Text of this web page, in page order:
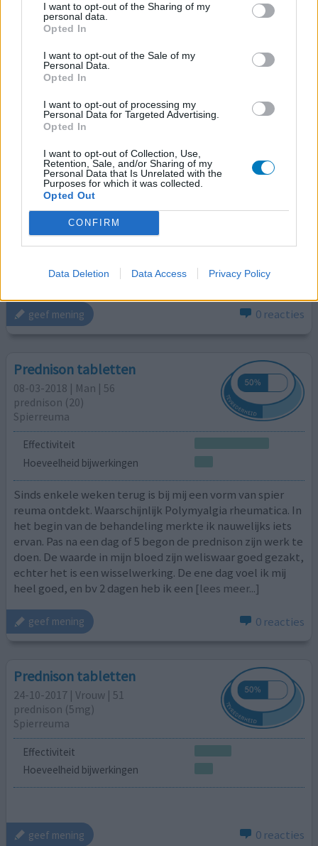
I want to opt-out of the Sharing of my
personal data.
Opted In
I want to opt-out of the Sale of my
Personal Data.
Opted In
I want to opt-out of processing my
Personal Data for Targeted Advertising.
Opted In
I want to opt-out of Collection, Use,
Retention, Sale, and/or Sharing of my
Personal Data that Is Unrelated with the
Purposes for which it was collected.
Opted Out
CONFIRM
Data Deletion Data Access Privacy Policy
geef mening 0 reacties
Prednison tabletten
12-03-2018 | Vrouw | 74
Spierreuma
Hoeveelheid bijwerkingen
Plotselinge aanval van heftige pijn in de schouders. Kon
me niet meer bewegen en liep te kermen in huis. Had al
langere tijd pijnklachten in schoudergordel en nek maar
werd op verkeerde been gezet door discushernia in de
nek. Heb voor deze aandoening al eerder 5 prednison
iinjecties gehad. Na 4 maanden nu dit erbij dus in zelfde
omgeving. Was de dag voor de aanval al bij d[lees meer...]
geef mening 0 reacties
Prednison tabletten
08-03-2018 | Man | 56
prednison (20)
Spierreuma
Effectiviteit
Hoeveelheid bijwerkingen
Sinds enkele weken terug is bij mij een vorm van spier
reuma ontdekt. Waarschijnlijk Polymyalgia rheumatica. In
het begin van de behandeling merkte ik nauwelijks iets
ervan. Pas na een dag of 5 begon de prednison zijn werk te
doen. De waarde in mijn bloed zijn weliswaar goed gezakt,
echter het is een wisselwerking. De ene dag voel ik mij
heel goed, en bv 2 dagen heb ik een [lees meer...]
geef mening 0 reacties
Prednison tabletten
24-10-2017 | Vrouw | 51
prednison (5mg)
Spierreuma
Effectiviteit
Hoeveelheid bijwerkingen
geef mening 0 reacties